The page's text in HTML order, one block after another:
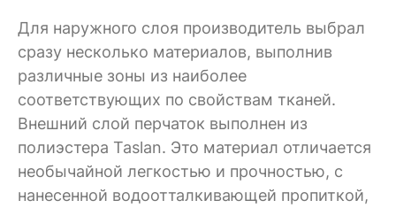
Для наружного слоя производитель выбрал
сразу несколько материалов, выполнив
различные зоны из наиболее
соответствующих по свойствам тканей.
Внешний слой перчаток выполнен из
полиэстера Taslan. Это материал отличается
необычайной легкостью и прочностью, с
нанесенной водоотталкивающей пропиткой,